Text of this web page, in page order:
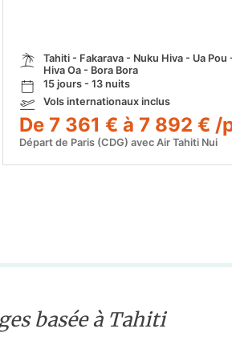
Tahiti - Fakarava - Nuku Hiva - Ua Pou
Hiva Oa - Bora Bora
15 jours - 13 nuits
Vols internationaux inclus
De 7 361 € à 7 892 € /
Départ de Paris (CDG) avec Air Tahiti Nui
basée à Tahiti